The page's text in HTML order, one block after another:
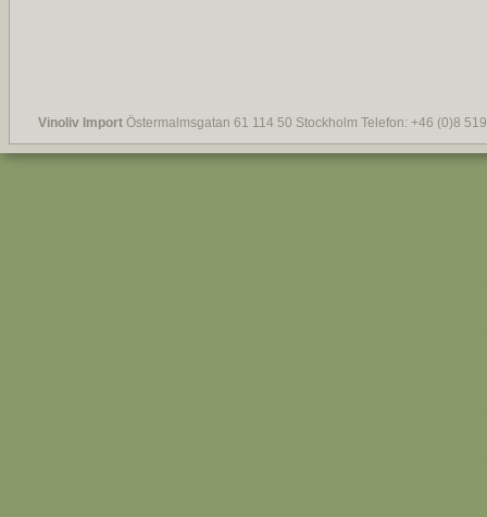
Vinoliv Import Östermalmsgatan 61 114 50 Stockholm Telefon: +46 (0)8